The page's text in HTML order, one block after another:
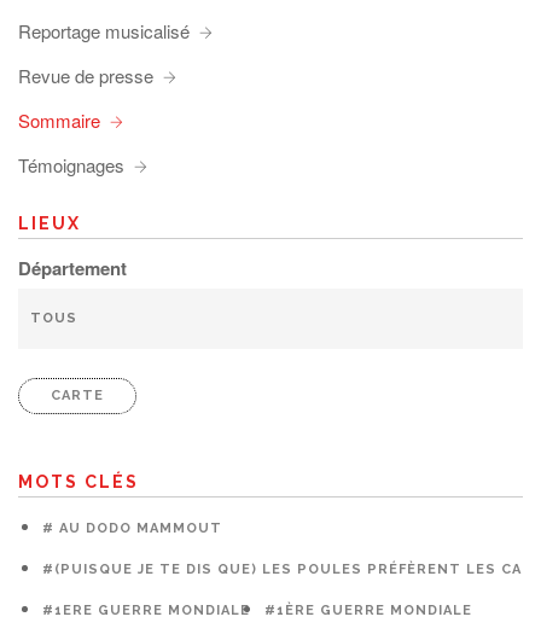
Reportage musicalisé
Revue de presse
Sommaire
Témoignages
LIEUX
Département
CARTE
MOTS CLÉS
# AU DODO MAMMOUT
#(PUISQUE JE TE DIS QUE) LES POULES PRÉFÈRENT LES
#1ERE GUERRE MONDIALE #1ÈRE GUERRE MONDIALE